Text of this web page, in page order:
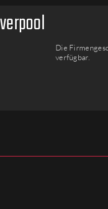
Plattformen
Die
verfügbar.